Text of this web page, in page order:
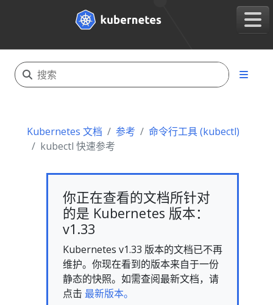
Kubernetes 文档 参考
命令行工具 (kubectl)
kubectl 快速参考
你正在查看的文档所针对
的是 Kubernetes 版本：
v1.33
Kubernetes v1.33 版本的文档已不再
维护。你现在看到的版本来自于一份
静态的快照。如需查阅最新文档，请
点击 最新版本。